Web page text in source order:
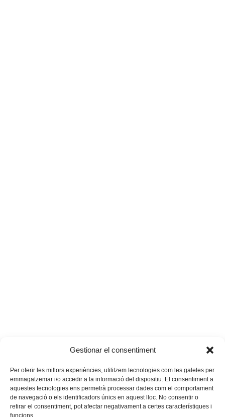
Gestionar el consentiment
Per oferir les millors experiències, utilitzem tecnologies com les galetes per
emmagatzemar i/o accedir a la informació del dispositiu. El consentiment a
aquestes tecnologies ens permetrà processar dades com el comportament
de navegació o els identificadors únics en aquest lloc. No consentir o
retirar el consentiment, pot afectar negativament a certes característiques i
funcions.